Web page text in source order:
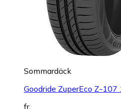
Sommardäck
Goodride ZuperEco Z-
fr.